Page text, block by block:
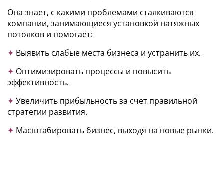
Она знает, с какими проблемами сталкиваются
компании, занимающиеся установкой натяжных
потолков и помогает:
✦ Выявить слабые места бизнеса и устранить их.
✦ Оптимизировать процессы и повысить
эффективность.
✦ Увеличить прибыльность за счет правильной
стратегии развития.
✦ Масштабировать бизнес, выходя на новые рынки.